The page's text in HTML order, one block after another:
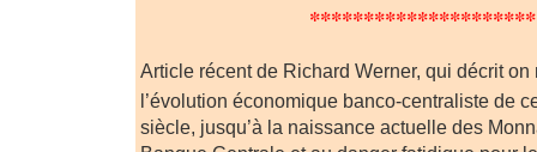
Article récent de Richard Werner, qui décrit on
l’évolution économique banco-centraliste de
siècle, jusqu’à la naissance actuelle des